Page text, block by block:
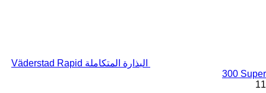
البذارة المتكاملة Väderstad Rapid
300 Super
11